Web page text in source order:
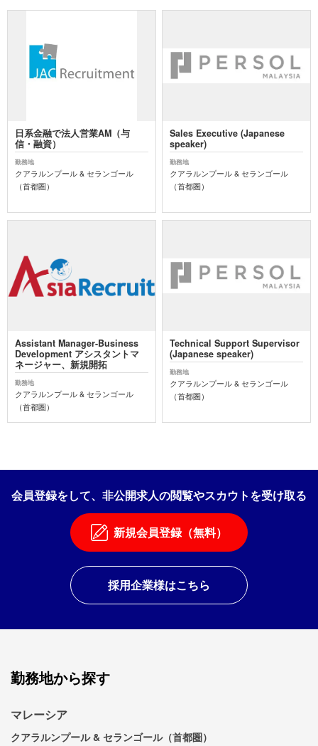
日系金融で法人営業AM（与
信・融資）
勤務地
クアラルンプール & セランゴール
（首都圏）
Sales Executive (Japanese
speaker)
勤務地
クアラルンプール & セランゴール
（首都圏）
Assistant Manager-Business
Development アシスタントマ
ネージャー、新規開拓
勤務地
クアラルンプール & セランゴール
（首都圏）
Technical Support Supervisor
(Japanese speaker)
勤務地
クアラルンプール & セランゴール
（首都圏）
会員登録をして、非公開求人の閲覧やスカウトを受け取る
新規会員登録（無料）
採用企業様はこちら
勤務地から探す
マレーシア
クアラルンプール & セランゴール（首都圏）